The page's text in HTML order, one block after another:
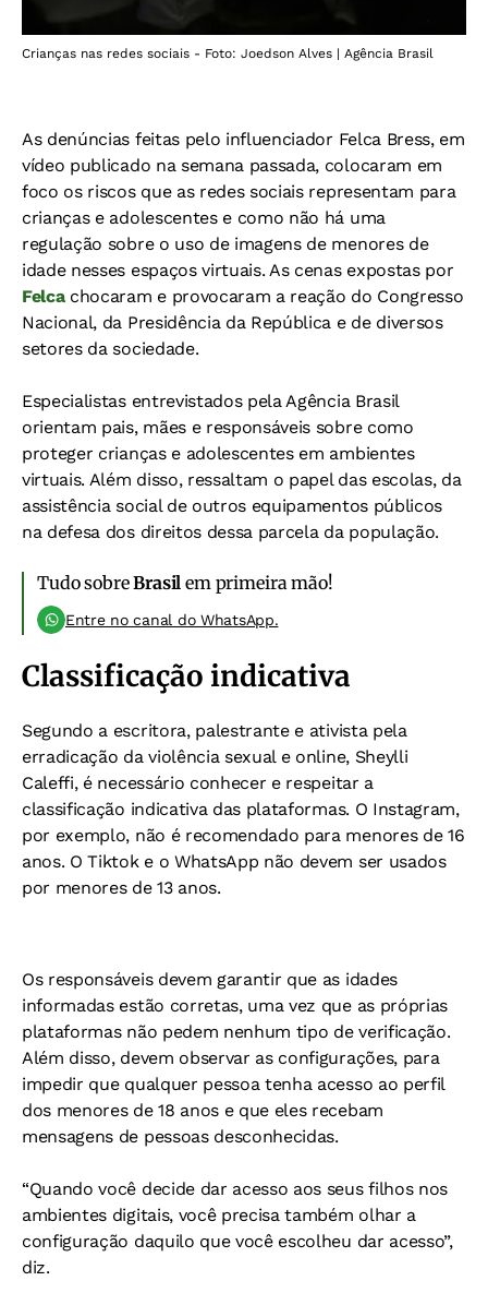
Crianças nas redes sociais - Foto: Joedson Alves | Agência Brasil
As denúncias feitas pelo influenciador Felca Bress, em
vídeo publicado na semana passada, colocaram em
foco os riscos que as redes sociais representam para
crianças e adolescentes e como não há uma
regulação sobre o uso de imagens de menores de
idade nesses espaços virtuais. As cenas expostas por
Felcachocaram e provocaram a reação do Congresso
Nacional, da Presidência da República e de diversos
setores da sociedade.
Especialistas entrevistados pela Agência Brasil
orientam pais, mães e responsáveis sobre como
proteger crianças e adolescentes em ambientes
virtuais. Além disso, ressaltam o papel das escolas, da
assistência social de outros equipamentos públicos
na defesa dos direitos dessa parcela da população.
Tudo sobreBrasil em primeira mão!
Entre no canal do WhatsApp.
Classificação indicativa
Segundo a escritora, palestrante e ativista pela
erradicação da violência sexual e online, Sheylli
Caleffi, é necessário conhecer e respeitar a
classificação indicativa das plataformas. O Instagram,
por exemplo, não é recomendado para menores de 16
anos. O Tiktok e o WhatsApp não devem ser usados
por menores de 13 anos.
Os responsáveis devem garantir que as idades
informadas estão corretas, uma vez que as próprias
plataformas não pedem nenhum tipo de verificação.
Além disso, devem observar as configurações, para
impedir que qualquer pessoa tenha acesso ao perfil
dos menores de 18 anos e que eles recebam
mensagens de pessoas desconhecidas.
“Quando você decide dar acesso aos seus filhos nos
ambientes digitais, você precisa também olhar a
configuração daquilo que você escolheu dar acesso”,
diz.